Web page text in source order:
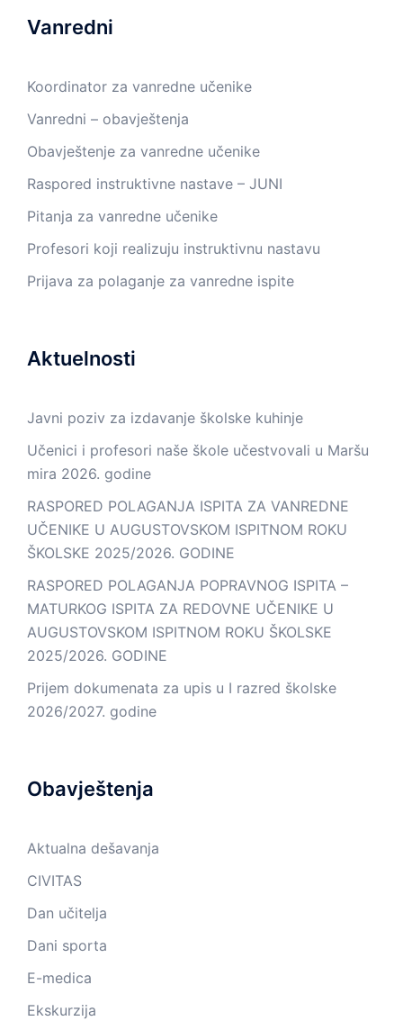
Vanredni
Koordinator za vanredne učenike
Vanredni – obavještenja
Obavještenje za vanredne učenike
Raspored instruktivne nastave – JUNI
Pitanja za vanredne učenike
Profesori koji realizuju instruktivnu nastavu
Prijava za polaganje za vanredne ispite
Aktuelnosti
Javni poziv za izdavanje školske kuhinje
Učenici i profesori naše škole učestvovali u Maršu
mira 2026. godine
RASPORED POLAGANJA ISPITA ZA VANREDNE
UČENIKE U AUGUSTOVSKOM ISPITNOM ROKU
ŠKOLSKE 2025/2026. GODINE
RASPORED POLAGANJA POPRAVNOG ISPITA –
MATURKOG ISPITA ZA REDOVNE UČENIKE U
AUGUSTOVSKOM ISPITNOM ROKU ŠKOLSKE
2025/2026. GODINE
Prijem dokumenata za upis u I razred školske
2026/2027. godine
Obavještenja
Aktualna dešavanja
CIVITAS
Dan učitelja
Dani sporta
E-medica
Ekskurzija